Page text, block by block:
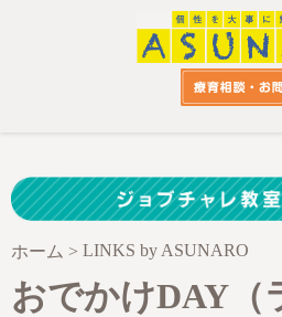
ホーム > LINKS by ASUNARO
おでかけDAY（